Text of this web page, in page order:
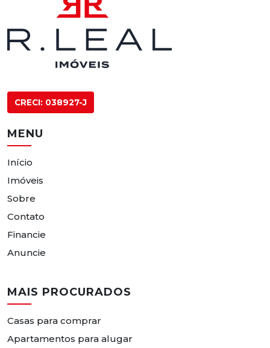
CRECI: 038927-J
MENU
Início
Imóveis
Sobre
Contato
Financie
Anuncie
MAIS PROCURADOS
Casas para comprar
Apartamentos para alugar